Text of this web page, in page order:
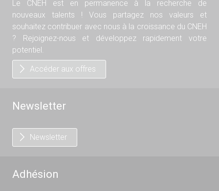
Le CNEH est en permanence à la recherche de
nouveaux talents ! Vous partagez nos valeurs et
souhaitez contribuer avec nous à la croissance du CNEH
? Rejoignez-nous et développez rapidement votre
potentiel.
Accéder aux offres
Newsletter
Newsletter
Adhésion